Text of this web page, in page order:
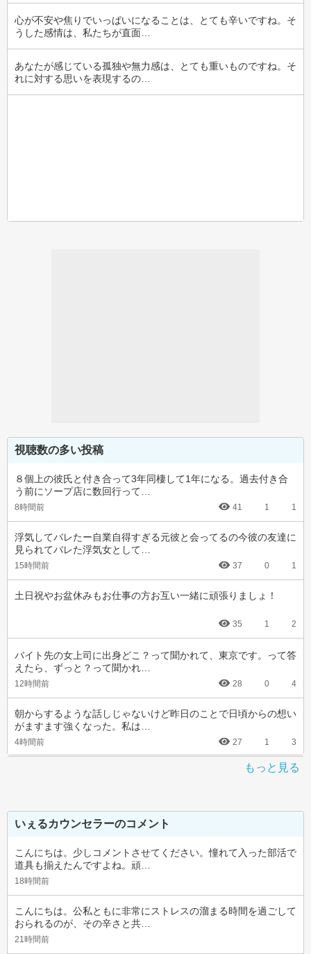
心が不安や焦りでいっぱいになることは、とても辛いですね。そ
うした感情は、私たちが直面…
あなたが感じている孤独や無力感は、とても重いものですね。そ
れに対する思いを表現するの…
視聴数の多い投稿
８個上の彼氏と付き合って3年同棲して1年になる。過去付き合
う前にソープ店に数回行って…
8時間前 41 1 1
浮気してバレたー自業自得すぎる元彼と会ってるの今彼の友達に
見られてバレた浮気女として…
15時間前 37 0 1
土日祝やお盆休みもお仕事の方お互い一緒に頑張りましょ！
35 1 2
バイト先の女上司に出身どこ？って聞かれて、東京です。って答
えたら、ずっと？って聞かれ…
12時間前 28 0 4
朝からするような話しじゃないけど昨日のことで日頃からの想い
がますます強くなった。私は…
4時間前 27 1 3
もっと見る
いぇるカウンセラーのコメント
こんにちは。少しコメントさせてください。憧れて入った部活で
道具も揃えたんですよね。頑…
18時間前
こんにちは。公私ともに非常にストレスの溜まる時間を過ごして
おられるのが、その辛さと共…
21時間前